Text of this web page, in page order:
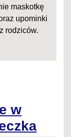
maskotkę
upominki
rodziców.
w